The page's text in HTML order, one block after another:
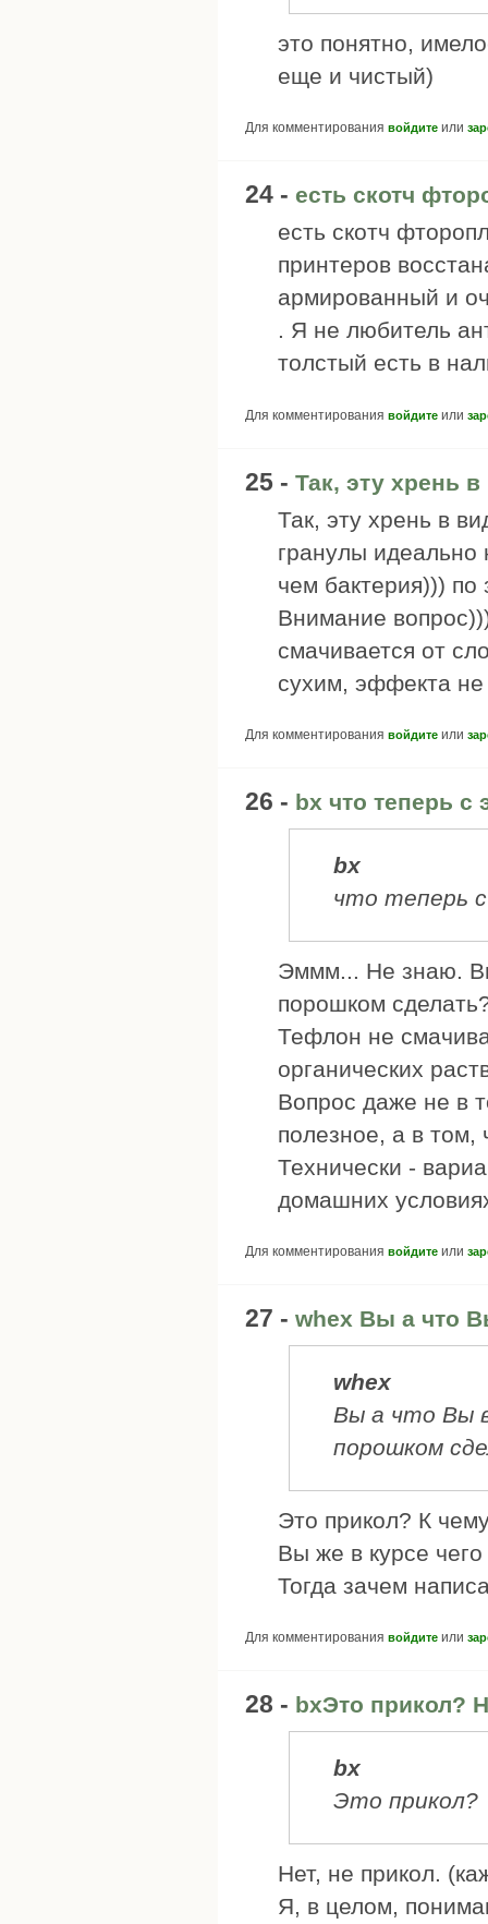
это понятно,
еще и чистый)
Для комментирования войдите или
24 - есть скотч
есть скотч
принтеров
армированный и
. Я не любитель
толстый есть в
Для комментирования войдите или
25 - Так, эту хрень в
Так, эту хрень в
гранулы
чем бактерия))) по
Внимание
смачивается от
сухим, эффекта не
Для комментирования войдите или
26 - bx что теперь с
bx
что теперь
Эммм... Не знаю.
порошком
Тефлон не
органических
Вопрос даже не в
полезное, а в том,
Технически -
домашних
Для комментирования войдите или
27 - whex Вы а что
whex
Вы а что Вы
порошком
Это прикол? К
Вы же в курсе
Тогда зачем
Для комментирования войдите или
28 - bxЭто прикол?
bx
Это прикол?
Нет, не прикол.
Я, в целом,